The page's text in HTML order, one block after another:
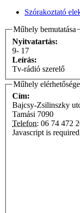
Szórakoztató
Műhely bemutatása
Nyitvatartás:
9- 17
Leírás:
Tv-rádió szerelő
Műhely elérhetősége
Cím:
Bajcsy-Zsilinszky
Tamási 7090
Telefon: 06 74 472
Javascript is